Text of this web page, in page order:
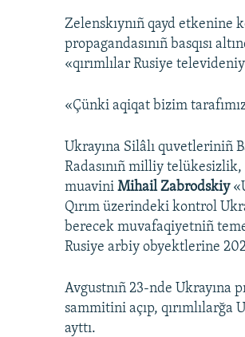
Zelenskıynıñ qayd etkenine
propagandasınıñ basqısı
«qırımlılar Rusiye
«Çünki aqiqat bizim
Ukrayına Silâlı quvetleriniñ
Radasınıñ milliy
muaviniMihail Zabrodskiy
Qırım üzerindeki kontrol
berecek muvafaqiyetniñ
Rusiye arbiy obyektlerine
Avgustnıñ 23-nde Ukrayına
sammitini açıp, qırımlılarğa
ayttı.